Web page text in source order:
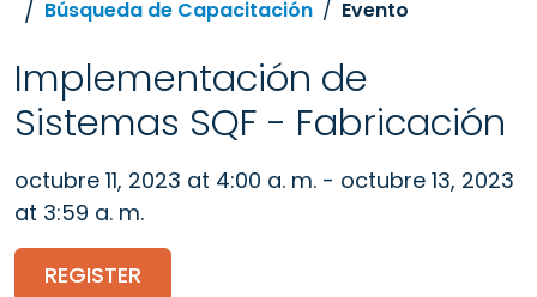
Búsqueda de Capacitación
Evento
Implementación de
Sistemas SQF - Fabricación
octubre 11, 2023 at 4:00 a. m. - octubre 13, 2023
at 3:59 a. m.
REGISTER